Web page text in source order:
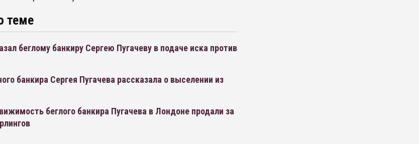
теме
беглому банкиру Сергею Пугачеву в подаче иска против
банкира Сергея Пугачева рассказала о выселении из
беглого банкира Пугачева в Лондоне продали за